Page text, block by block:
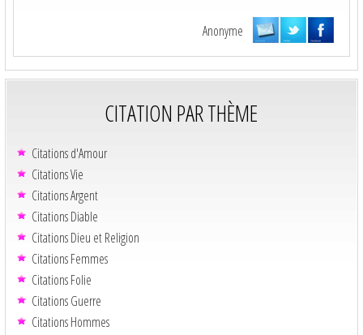
Anonyme
CITATION PAR THÈME
Citations d'Amour
Citations Vie
Citations Argent
Citations Diable
Citations Dieu et Religion
Citations Femmes
Citations Folie
Citations Guerre
Citations Hommes